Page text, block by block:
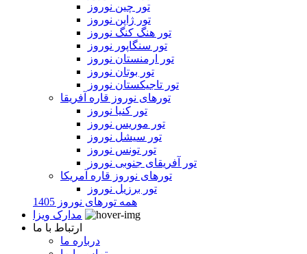
تور چین نوروز
تور ژاپن نوروز
تور هنگ کنگ نوروز
تور سنگاپور نوروز
تور ارمنستان نوروز
تور بوتان نوروز
تور تاجیکستان نوروز
تورهای نوروز قاره آفریقا
تور کنیا نوروز
تور موریس نوروز
تور سیشل نوروز
تور تونس نوروز
تور آفریقای جنوبی نوروز
تورهای نوروز قاره آمریکا
تور برزیل نوروز
همه تورهای نوروز 1405
مدارک ویزا
ارتباط با ما
درباره ما